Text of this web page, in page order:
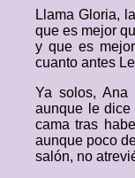
Llama Gloria,
que es mejor
y que es
cuanto antes
Ya solos,
aunque le
cama tras
aunque poco
salón, no